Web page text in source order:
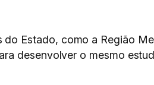
Estado, como a Região
desenvolver o mesmo